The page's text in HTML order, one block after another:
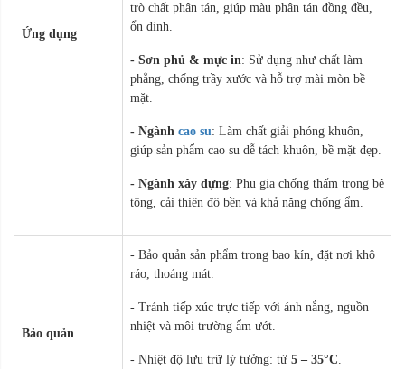
Ứng dụng
trò chất phân tán, giúp màu phân tán đồng đều,
ổn định.
- Sơn phủ & mực in: Sử dụng như chất làm
phẳng, chống trầy xước và hỗ trợ mài mòn bề
mặt.
- Ngành cao su: Làm chất giải phóng khuôn,
giúp sản phẩm cao su dễ tách khuôn, bề mặt đẹp.
- Ngành xây dựng: Phụ gia chống thấm trong bê
tông, cải thiện độ bền và khả năng chống ẩm.
Bảo quản
- Bảo quản sản phẩm trong bao kín, đặt nơi khô
ráo, thoáng mát.
- Tránh tiếp xúc trực tiếp với ánh nắng, nguồn
nhiệt và môi trường ẩm ướt.
- Nhiệt độ lưu trữ lý tưởng: từ 5 – 35°C.